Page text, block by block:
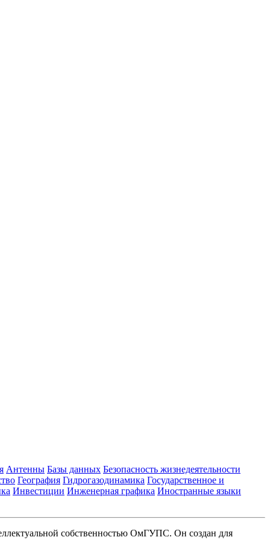
Антенны Базы данных Безопасность жизнедеятельности
География Гидрогазодинамика Государственное и
Инвестиции Инженерная графика Иностранные языки
собственностью ОмГУПС. Он создан для